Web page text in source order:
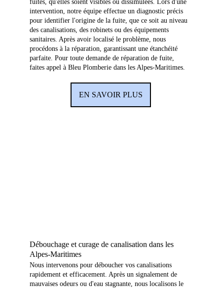
Débouchage et curage de canalisation dans les
Alpes-Maritimes
Nous intervenons pour déboucher vos canalisations
rapidement et efficacement. Après un signalement de
mauvaises odeurs ou d'eau stagnante, nous localisons le
fuites, qu'elles soient visibles ou dissimulées. Lors d'une
intervention, notre équipe effectue un diagnostic précis
pour identifier l'origine de la fuite, que ce soit au niveau
des canalisations, des robinets ou des équipements
sanitaires. Après avoir localisé le problème, nous
procédons à la réparation, garantissant une étanchéité
parfaite. Pour toute demande de réparation de fuite,
faites appel à Bleu Plomberie dans les Alpes-Maritimes.
EN SAVOIR PLUS